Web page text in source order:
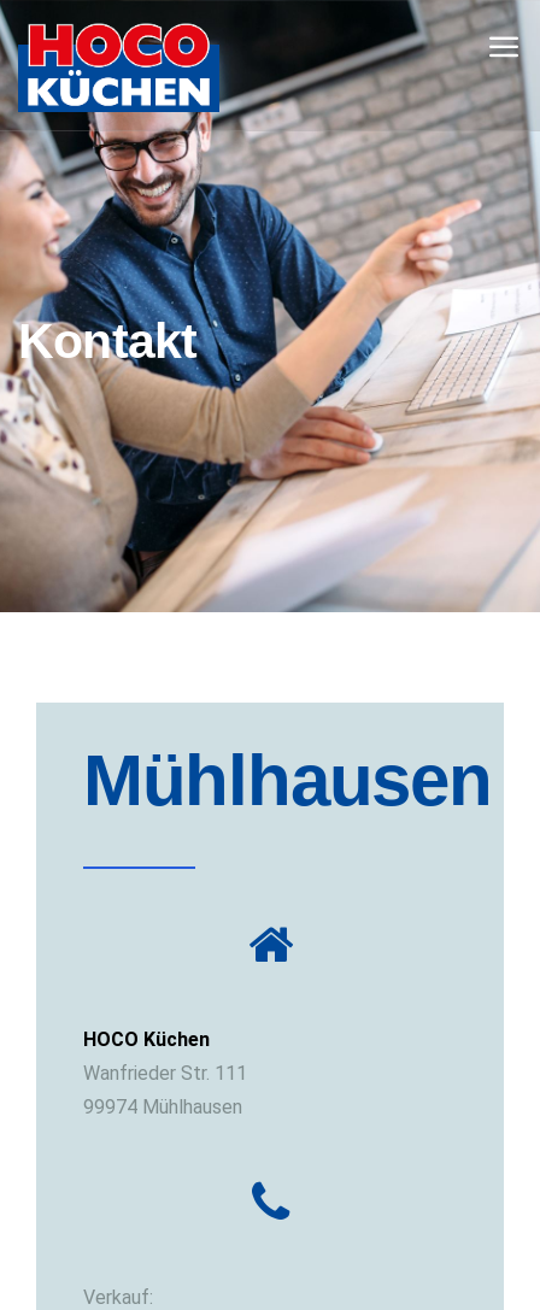
Kontakt
Mühlhausen
HOCO Küchen
Wanfrieder Str. 111
99974 Mühlhausen
Verkauf: